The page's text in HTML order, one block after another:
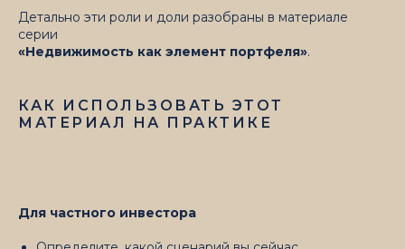
Детально эти роли и доли разобраны в материале
серии
«Недвижимость как элемент портфеля».
КАК ИСПОЛЬЗОВАТЬ ЭТОТ
МАТЕРИАЛ НА ПРАКТИКЕ
Для частного инвестора